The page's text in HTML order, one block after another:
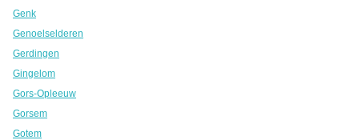
Genk
Genoelselderen
Gerdingen
Gingelom
Gors-Opleeuw
Gorsem
Gotem